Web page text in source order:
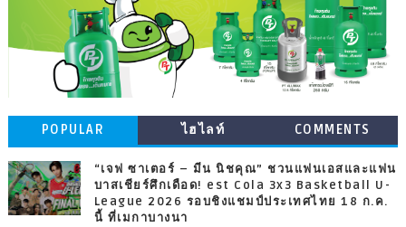
POPULAR ไฮไลท์ COMMENTS
“เจฟ ซาเตอร์ – มีน นิชคุณ” ชวนแฟนเอสและแฟน
บาสเชียร์ศึกเดือด! est Cola 3x3 Basketball U-
League 2026 รอบชิงแชมป์ประเทศไทย 18 ก.ค.
นี้ ที่เมกาบางนา